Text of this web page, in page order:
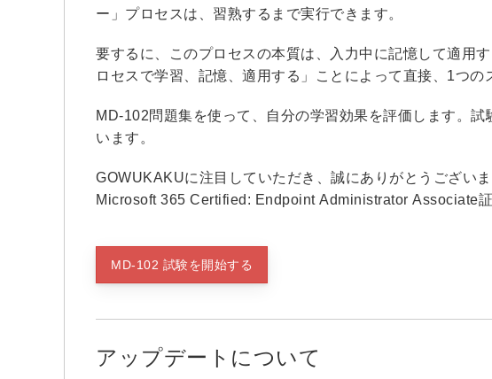
ー」プロセスは、習熟するまで実行できます。
要するに、このプロセスの本質は、入力中に記憶して適用
ロセスで学習、記憶、適用する」ことによって直接、1つの
MD-102問題集を使って、自分の学習効果を評価します。
います。
GOWUKAKUに注目していただき、誠にありがとうござい
Microsoft 365 Certified: Endpoint Administrator Associate
MD-102 試験を開始する
アップデートについて